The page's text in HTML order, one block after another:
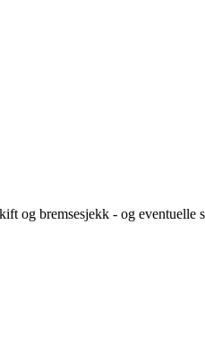
og bremsesjekk - og eventuelle